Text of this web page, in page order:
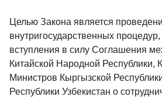
Целью Закона является
внутригосударственных
вступления в силу Соглашения
Китайской Народной Республики,
Министров Кыргызской
Республики Узбекистан о